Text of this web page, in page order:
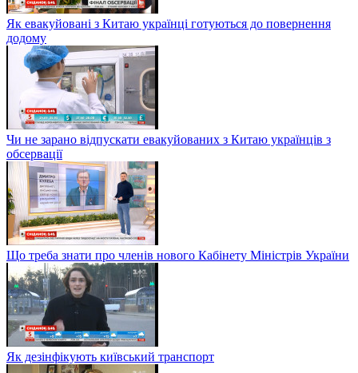
Як евакуйовані з Китаю українці готуються до повернення
додому
Чи не зарано відпускати евакуйованих з Китаю українців з
обсервації
Що треба знати про членів нового Кабінету Міністрів України
Як дезінфікують київський транспорт